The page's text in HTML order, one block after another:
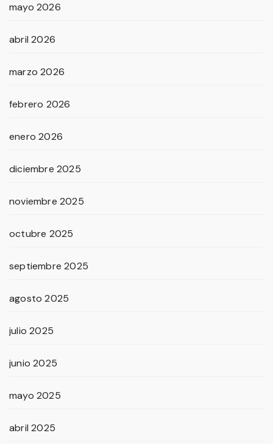
mayo 2026
abril 2026
marzo 2026
febrero 2026
enero 2026
diciembre 2025
noviembre 2025
octubre 2025
septiembre 2025
agosto 2025
julio 2025
junio 2025
mayo 2025
abril 2025